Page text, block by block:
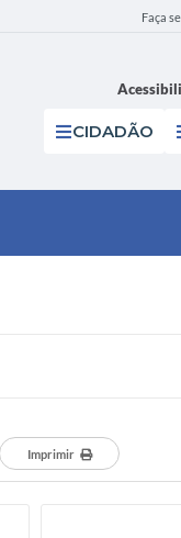
Faça
CIDADÃO
Imprimir